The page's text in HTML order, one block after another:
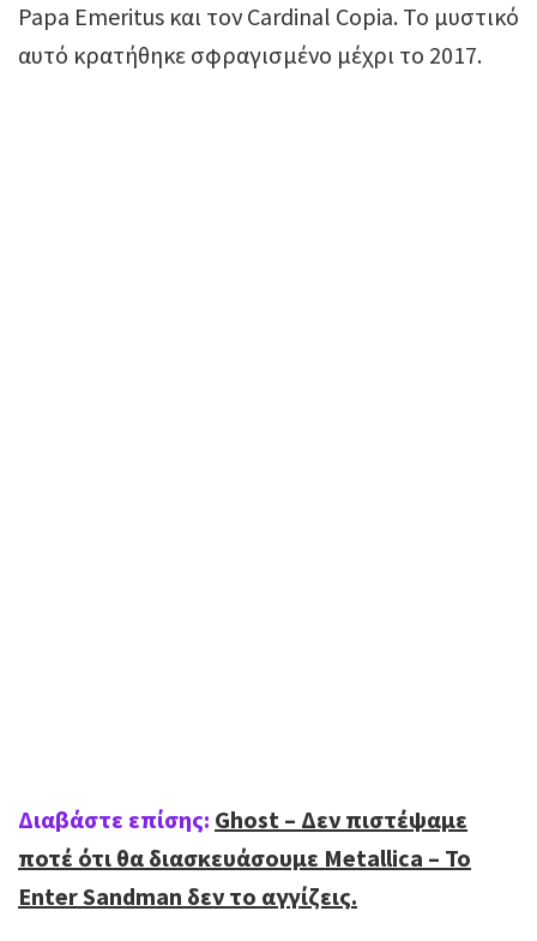
Papa Emeritus και τον Cardinal Copia. To μυστικό
αυτό κρατήθηκε σφραγισμένο μέχρι το 2017.
Διαβάστε επίσης: Ghost – Δεν πιστέψαμε
ποτέ ότι θα διασκευάσουμε Metallica – Το
Enter Sandman δεν το αγγίζεις.